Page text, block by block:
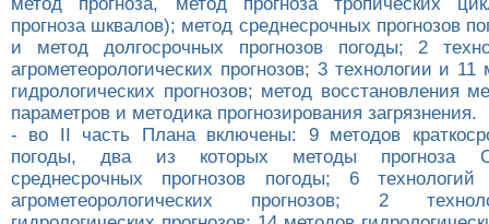
прогноза шквалов); метод среднесрочных прогнозов
и метод долгосрочных прогнозов погоды; 2
агрометеорологических прогнозов; 3 технологии и
гидрологических прогнозов; метод восстановления
параметров и методика прогнозирования загрязнения.
- во II часть Плана включены: 9 методов
погоды, два из которых методы прогноза
среднесрочных прогнозов погоды; 6
агрометеорологических прогнозов; 2